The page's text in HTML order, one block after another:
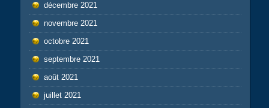
décembre 2021
novembre 2021
octobre 2021
septembre 2021
août 2021
juillet 2021